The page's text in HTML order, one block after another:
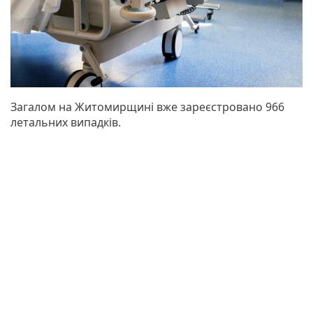
Загалом на Житомирщині вже зареєстровано 966
летальних випадків.